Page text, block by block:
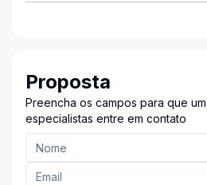
Proposta
Preencha os campos para que
especialistas entre em contato